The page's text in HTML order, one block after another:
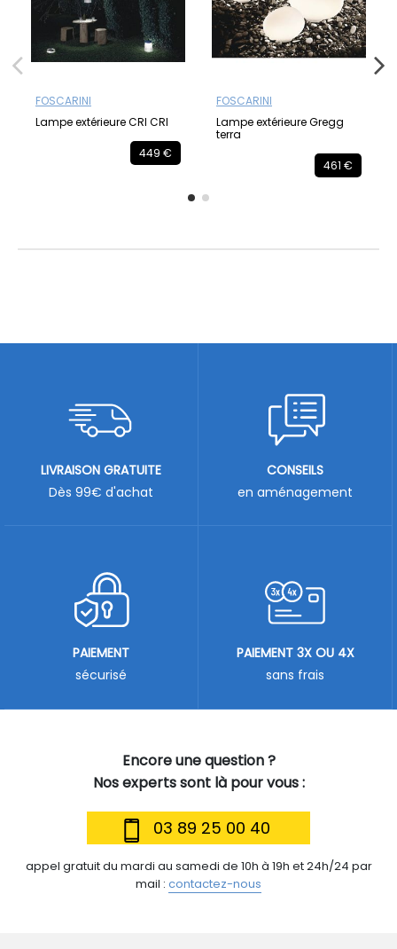
FOSCARINI
Lampe extérieure CRI CRI
449 €
FOSCARINI
Lampe extérieure Gregg
terra
461 €
Encore une question ?
Nos experts sont là pour vous :
03 89 25 00 40
appel gratuit du mardi au samedi de 10h à 19h et 24h/24 par
mail : contactez-nous
LIVRAISON GRATUITE
Dès 99€ d'achat
CONSEILS
en aménagement
PAIEMENT
sécurisé
PAIEMENT 3X OU 4X
sans frais